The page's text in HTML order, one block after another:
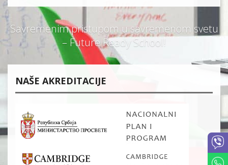
Savremenim pristupom u savremenom svetu
– Future Ready School!
NAŠE AKREDITACIJE